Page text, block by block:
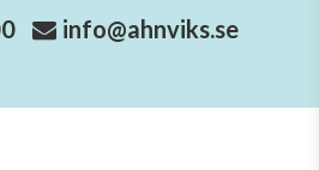
info@ahnviks.se